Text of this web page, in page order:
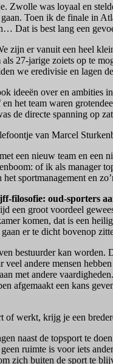
Zwolle was loyaal en
Toen ik de finale in
Dat is best lang een
er vanuit een heel
27-jarige zoiets op te
we eredivisie en lagen
over en ambities
het team waren
de directe spanning op
van Marcel
een nieuw team en een
of ik als
sportmanagement en
filosofie: oud-sporters
een groot voordeel
komen, dat is een
er te dicht bovenop
bestuurder kan
andere mensen
met andere
afgemaakt een kans
of werkt, krijg je een
naast de topsport te
ruimte is voor iets
zich buiten de sport te